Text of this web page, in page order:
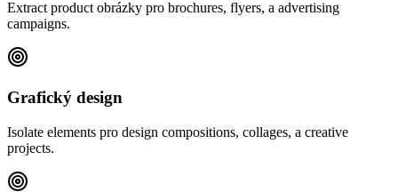
Extract product obrázky pro brochures, flyers, a advertising
campaigns.
Grafický design
Isolate elements pro design compositions, collages, a creative
projects.